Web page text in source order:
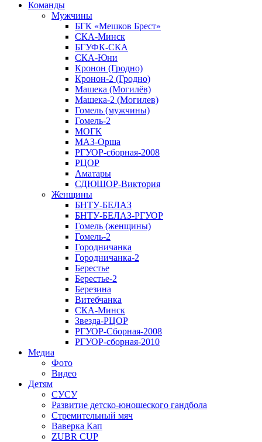
Команды
Мужчины
БГК «Мешков Брест»
СКА-Минск
БГУФК-СКА
СКА-Юни
Кронон (Гродно)
Кронон-2 (Гродно)
Машека (Могилёв)
Машека-2 (Могилев)
Гомель (мужчины)
Гомель-2
МОГК
МАЗ-Орша
РГУОР-сборная-2008
РЦОР
Аматары
СДЮШОР-Виктория
Женщины
БНТУ-БЕЛАЗ
БНТУ-БЕЛАЗ-РГУОР
Гомель (женщины)
Гомель-2
Городничанка
Городничанка-2
Берестье
Берестье-2
Березина
Витебчанка
СКА-Минск
Звезда-РЦОР
РГУОР-Сборная-2008
РГУОР-сборная-2010
Медиа
Фото
Видео
Детям
СУСУ
Развитие детско-юношеского гандбола
Стремительный мяч
Ваверка Кап
ZUBR CUP